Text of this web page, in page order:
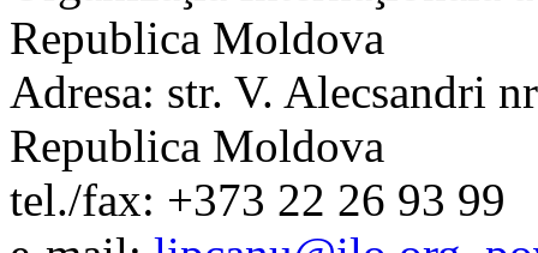
Republica Moldova
Adresa: str. V. Alecsandri
Republica Moldova
tel./fax: +373 22 26 93 99